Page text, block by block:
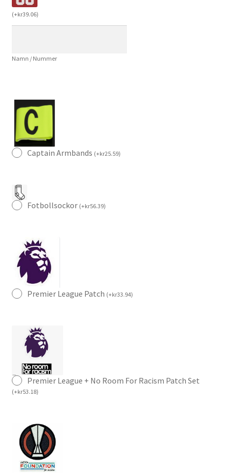
Retro
1991-
mängd
(+kr39.06)
Namn / Nummer
Captain Armbands (+kr25.59)
Fotbollsockor (+kr56.39)
Premier League Patch (+kr33.94)
Premier League + No Room For Racism Patch Set
(+kr53.18)